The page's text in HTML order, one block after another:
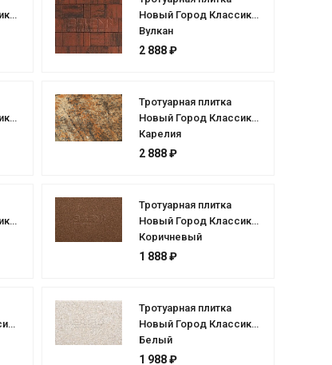
Новый Город Классик
Вулкан
2 888 ₽
Тротуарная плитка
Новый Город Классик
Карелия
2 888 ₽
Тротуарная плитка
Новый Город Классик
Коричневый
1 888 ₽
Тротуарная плитка
Новый Город Классик
Белый
1 988 ₽